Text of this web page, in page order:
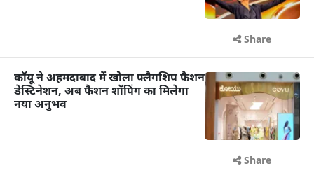
Share
कॉयू ने अहमदाबाद में खोला फ्लैगशिप फैशन
डेस्टिनेशन, अब फैशन शॉपिंग का मिलेगा
नया अनुभव
Share